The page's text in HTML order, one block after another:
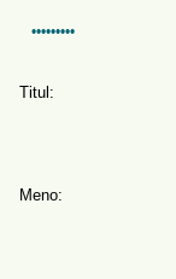
Titul:
Meno: